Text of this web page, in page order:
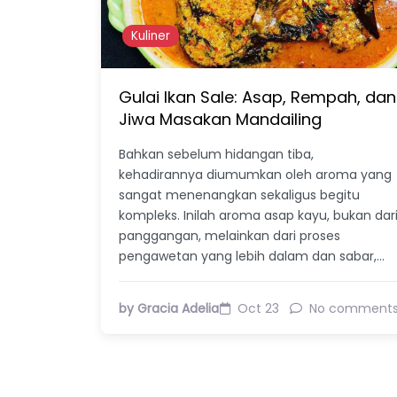
Kuliner
Gulai Ikan Sale: Asap, Rempah, dan
Jiwa Masakan Mandailing
Bahkan sebelum hidangan tiba,
kehadirannya diumumkan oleh aroma yang
sangat menenangkan sekaligus begitu
kompleks. Inilah aroma asap kayu, bukan dari
panggangan, melainkan dari proses
pengawetan yang lebih dalam dan sabar,…
by Gracia Adelia Oct 23 No